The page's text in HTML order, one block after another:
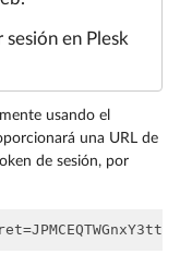
sesión en Plesk
usando el
una URL de
de sesión, por